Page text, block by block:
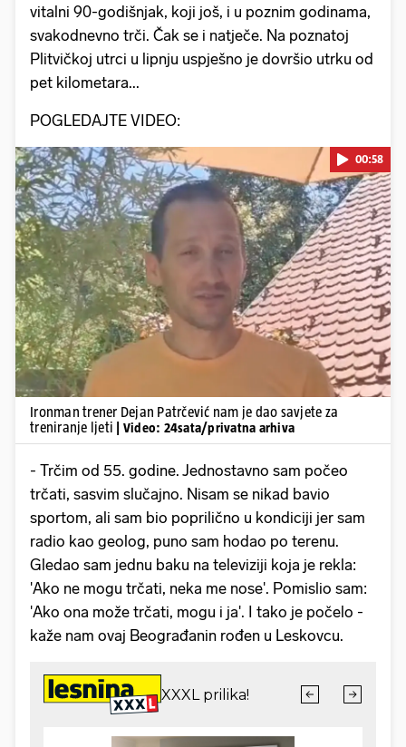
vitalni 90-godišnjak, koji još, i u poznim godinama,
svakodnevno trči. Čak se i natječe. Na poznatoj
Plitvičkoj utrci u lipnju uspješno je dovršio utrku od
pet kilometara...
POGLEDAJTE VIDEO:
Pokretanje videa...
00:58
Ironman trener Dejan Patrčević nam je dao savjete za
treniranje ljeti
| Video: 24sata/privatna arhiva
- Trčim od 55. godine. Jednostavno sam počeo
trčati, sasvim slučajno. Nisam se nikad bavio
sportom, ali sam bio poprilično u kondiciji jer sam
radio kao geolog, puno sam hodao po terenu.
Gledao sam jednu baku na televiziji koja je rekla:
'Ako ne mogu trčati, neka me nose'. Pomislio sam:
'Ako ona može trčati, mogu i ja'. I tako je počelo -
kaže nam ovaj Beograđanin rođen u Leskovcu.